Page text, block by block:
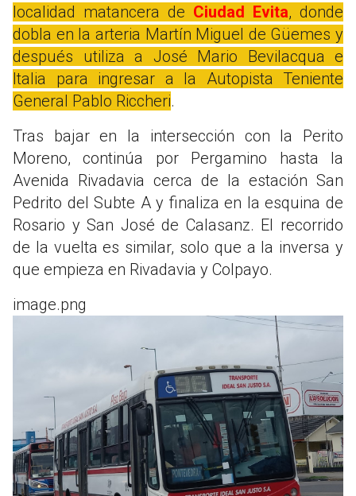
localidad matancera de Ciudad Evita, donde
dobla en la arteria Martín Miguel de Güemes y
después utiliza a José Mario Bevilacqua e
Italia para ingresar a la Autopista Teniente
General Pablo Riccheri.
Tras bajar en la intersección con la Perito
Moreno, continúa por Pergamino hasta la
Avenida Rivadavia cerca de la estación San
Pedrito del Subte A y finaliza en la esquina de
Rosario y San José de Calasanz. El recorrido
de la vuelta es similar, solo que a la inversa y
que empieza en Rivadavia y Colpayo.
image.png